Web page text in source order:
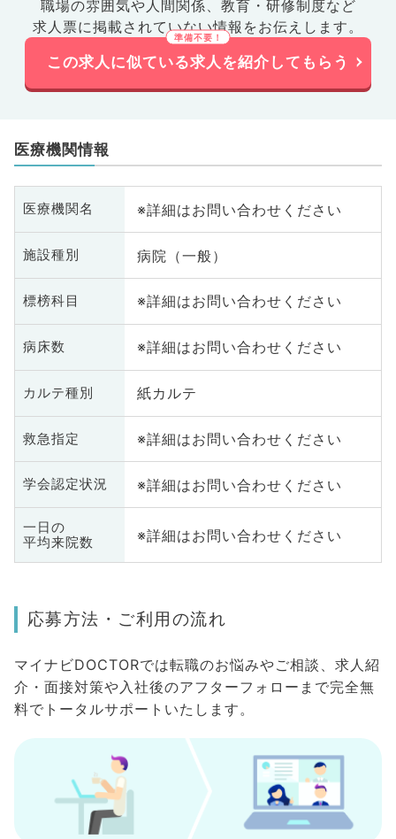
職場の雰囲気や人間関係、 教育・研修制度など
求人票に掲載されていない情報をお伝えします。
この求人に似ている求人を紹介してもらう
医療機関情報
医療機関名 ※詳細はお問い合わせください
施設種別 病院（一般）
標榜科目 ※詳細はお問い合わせください
病床数 ※詳細はお問い合わせください
カルテ種別 紙カルテ
救急指定 ※詳細はお問い合わせください
学会認定状況 ※詳細はお問い合わせください
一日の
平均来院数
※詳細はお問い合わせください
応募方法・ご利用の流れ
マイナビDOCTORでは転職のお悩みやご相談、求人紹
介・面接対策や入社後のアフターフォローまで完全無
料でトータルサポートいたします。